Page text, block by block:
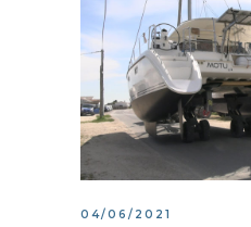
04/06/2021